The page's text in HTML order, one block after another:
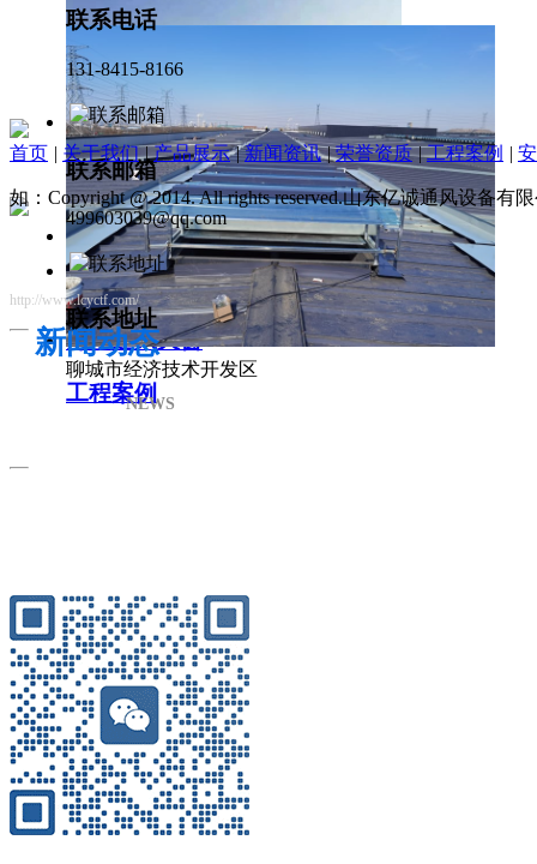
薄型通风天窗
工程案例
新闻动态
NEWS
联系电话
131-8415-8166
联系邮箱
499603039@qq.com
联系地址
聊城市经济技术开发区
http://www.lcyctf.com/
首页 | 关于我们 | 产品展示 | 新闻资讯 | 荣誉资质 | 工程案例 |
如：Copyright @ 2014. All rights reserved.山东亿诚通风设备有